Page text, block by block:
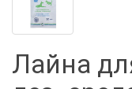
Фильтры молочные
Электронная
Держатели лизунцов
Лайна